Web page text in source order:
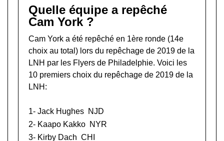
Quelle équipe a repêché
Cam York ?
Cam York a été repêché en 1ère ronde (14e
choix au total) lors du repêchage de 2019 de la
LNH par les Flyers de Philadelphie. Voici les
10 premiers choix du repêchage de 2019 de la
LNH:
1- Jack Hughes NJD
2- Kaapo Kakko NYR
3- Kirby Dach CHI